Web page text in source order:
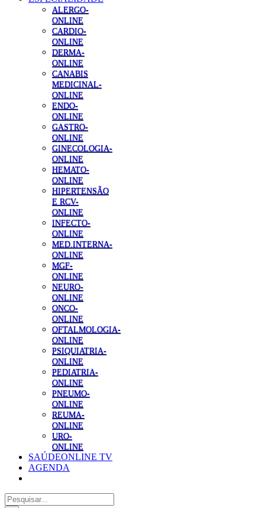
ALERGO-
ONLINE
CARDIO-
ONLINE
DERMA-
ONLINE
CANABIS
MEDICINAL-
ONLINE
ENDO-
ONLINE
GASTRO-
ONLINE
GINECOLOGIA-
ONLINE
HEMATO-
ONLINE
HIPERTENSÃO
E RCV-
ONLINE
INFECTO-
ONLINE
MED.INTERNA-
ONLINE
MGF-
ONLINE
NEURO-
ONLINE
ONCO-
ONLINE
OFTALMOLOGIA-
ONLINE
PSIQUIATRIA-
ONLINE
PEDIATRIA-
ONLINE
PNEUMO-
ONLINE
REUMA-
ONLINE
URO-
ONLINE
SAÚDEONLINE TV
AGENDA
Pesquisar